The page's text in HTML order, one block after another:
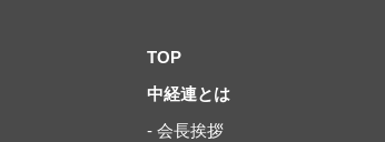
TOP
中経連とは
- 会長挨拶